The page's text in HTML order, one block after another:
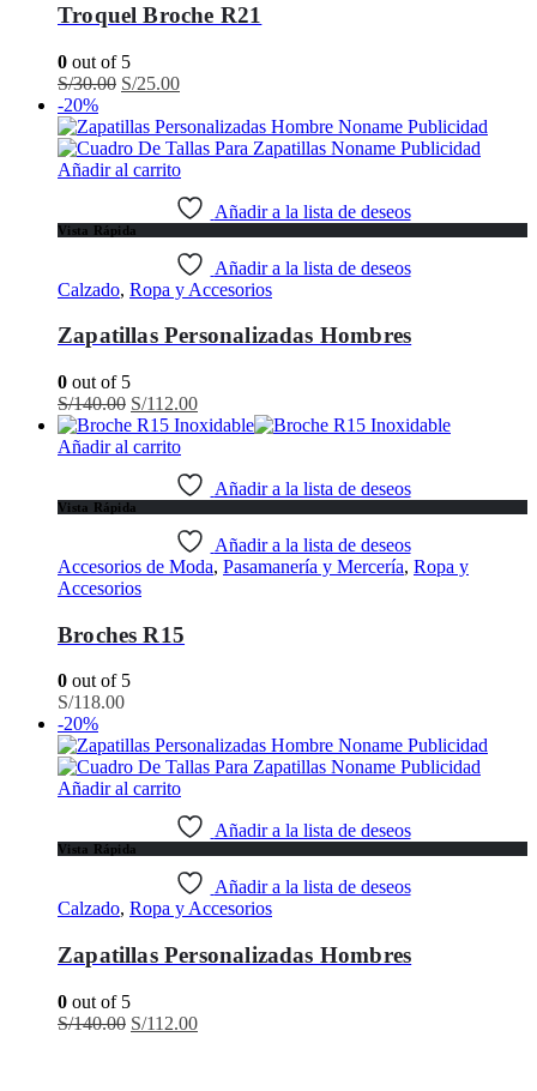
Troquel Broche R21
0 out of 5
S/30.00 El
original
era:
S/30.00.
S/25.00El
actual
es:
S/25.00.
-20%
Añadir al carrito
Añadir a la lista de deseos
Vista Rápida
Añadir a la lista de deseos
Calzado, Ropa y Accesorios
Zapatillas Personalizadas Hombres
0 out of 5
S/140.00 El
precio
original
S/140.00.
S/112.00El
precio
S/112.00.
Añadir al carrito
Añadir a la lista de deseos
Vista Rápida
Añadir a la lista de deseos
Accesorios de Moda, Pasamanería y Mercería, Ropa y
Accesorios
Broches R15
0 out of 5
S/118.00
-20%
Añadir al carrito
Añadir a la lista de deseos
Vista Rápida
Añadir a la lista de deseos
Calzado, Ropa y Accesorios
Zapatillas Personalizadas Hombres
0 out of 5
S/140.00 El
S/112.00El